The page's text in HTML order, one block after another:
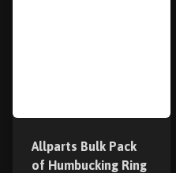
Allparts Bulk Pack
of Humbucking Ring